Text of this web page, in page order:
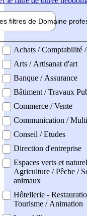
filtres de Domaine pro
professionel
Achats / Comptabilité
Arts / Artisanat d'art
Banque / Assurance
Bâtiment / Travaux
Commerce / Vente
Communication /
Conseil / Etudes
Direction d'entreprise
Espaces verts et
Agriculture / Pêche /
animaux
Hôtellerie -
Tourisme / Animation